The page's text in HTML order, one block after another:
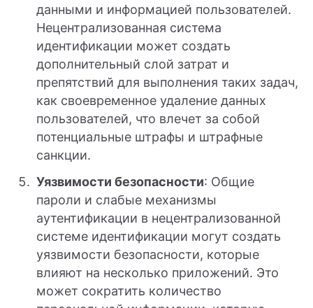
данными и информацией пользователей.
Нецентрализованная система
идентификации может создать
дополнительный слой затрат и
препятствий для выполнения таких задач,
как своевременное удаление данных
пользователей, что влечет за собой
потенциальные штрафы и штрафные
санкции.
Уязвимости безопасности: Общие
пароли и слабые механизмы
аутентификации в нецентрализованной
системе идентификации могут создать
уязвимости безопасности, которые
влияют на несколько приложений. Это
может сократить количество